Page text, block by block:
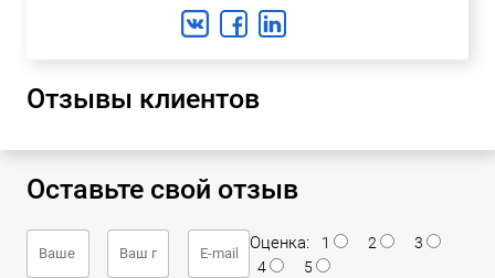
Отзывы клиентов
Оставьте свой отзыв
Оценка: 1 2
3
4
5